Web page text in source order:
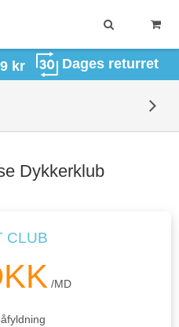
kr Dages returret
Dykkerklub
CLUB
/MD